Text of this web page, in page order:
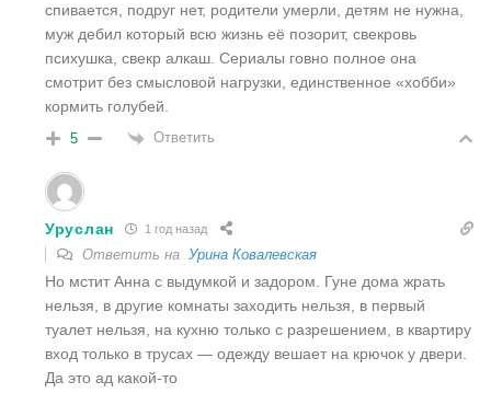
спивается, подруг нет, родители умерли, детям не нужна,
муж дебил который всю жизнь её позорит, свекровь
психушка, свекр алкаш. Сериалы говно полное она
смотрит без смысловой нагрузки, единственное «хобби»
кормить голубей.
5 Ответить
Уруслан 1 год назад
Ответить на Урина Ковалевская
Но мстит Анна с выдумкой и задором. Гуне дома жрать
нельзя, в другие комнаты заходить нельзя, в первый
туалет нельзя, на кухню только с разрешением, в квартиру
вход только в трусах — одежду вешает на крючок у двери.
Да это ад какой-то